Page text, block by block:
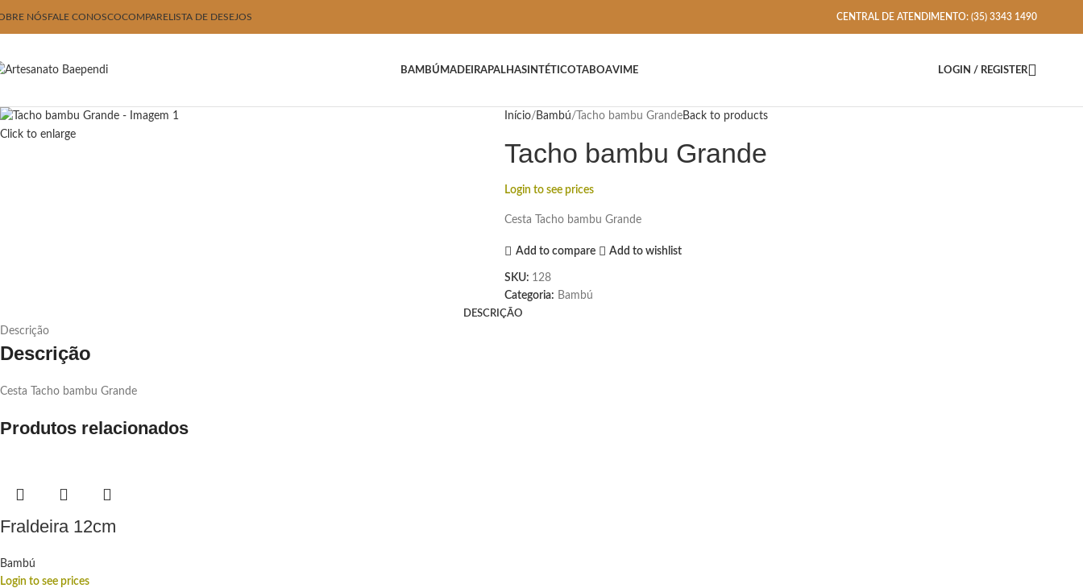
NÓSFALE CONOSCOCOMPARELISTA DE DESEJOS CENTRAL DE ATENDIMENTO: (35) 3343 1490
BAMBÚ MADEIRAPALHASINTÉTICOTABOAVIME LOGIN / REGISTER
Click to enlarge
Início Bambú Tacho bambu GrandeBack to products
Tacho bambu Grande
Login to see prices
Cesta Tacho bambu Grande
Add to compare Add to wishlist
SKU: 128
Categoria: Bambú
DESCRIÇÃO
Descrição
Descrição
Cesta Tacho bambu Grande
Produtos relacionados
Fraldeira 12cm
Bambú
Login to see prices